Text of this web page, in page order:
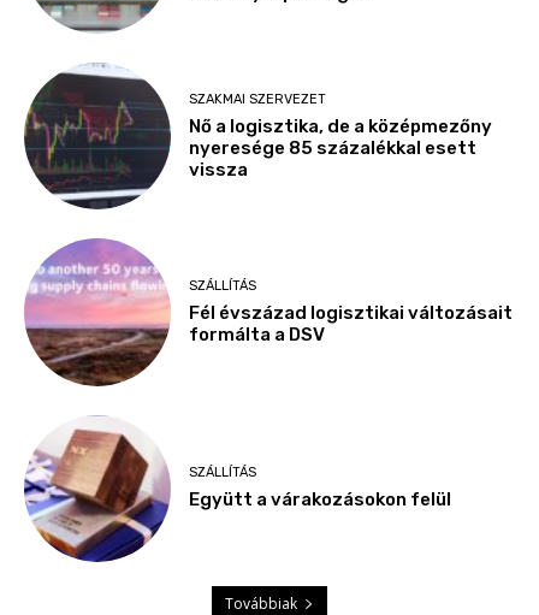
SZAKMAI SZERVEZET
Nő a logisztika, de a középmezőny
nyeresége 85 százalékkal esett
vissza
SZÁLLÍTÁS
Fél évszázad logisztikai változásait
formálta a DSV
SZÁLLÍTÁS
Együtt a várakozásokon felül
Továbbiak